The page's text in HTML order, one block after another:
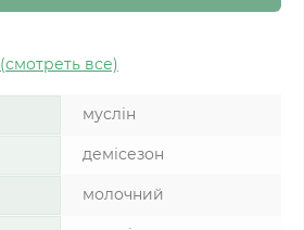
(смотреть все)
муслін
демісезон
молочний